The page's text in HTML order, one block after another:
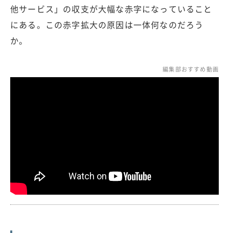
他サービス」の収支が大幅な赤字になっていること
にある。この赤字拡大の原因は一体何なのだろう
か。
編集部おすすめ動画